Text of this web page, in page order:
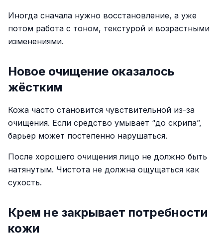
Иногда сначала нужно восстановление, а уже
потом работа с тоном, текстурой и возрастными
изменениями.
Новое очищение оказалось
жёстким
Кожа часто становится чувствительной из-за
очищения. Если средство умывает “до скрипа”,
барьер может постепенно нарушаться.
После хорошего очищения лицо не должно быть
натянутым. Чистота не должна ощущаться как
сухость.
Крем не закрывает потребности
кожи